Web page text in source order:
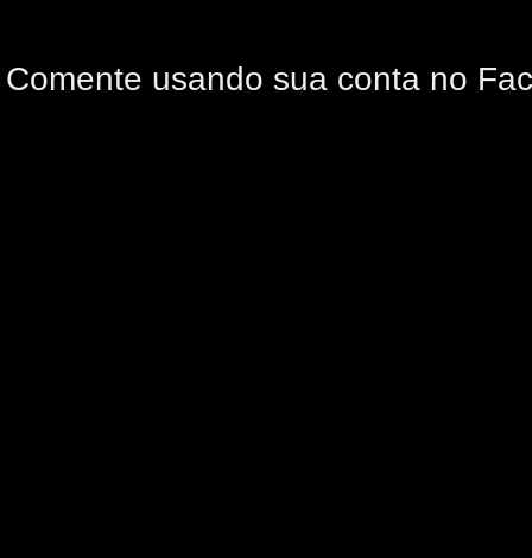
Comente usando sua conta no